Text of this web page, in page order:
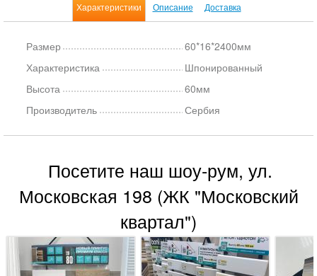
Характеристики Описание Доставка
Размер
60*16*2400мм
Характеристика
Шпонированный
Высота
60мм
Производитель
Сербия
Посетите наш шоу-рум, ул.
Московская 198 (ЖК "Московский
квартал")